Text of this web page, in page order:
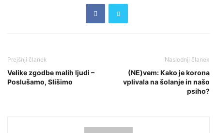
Prejšnji članek
Velike zgodbe malih ljudi –
Poslušamo, Slišimo
Naslednji članek
(NE)vem: Kako je korona
vplivala na šolanje in našo
psiho?